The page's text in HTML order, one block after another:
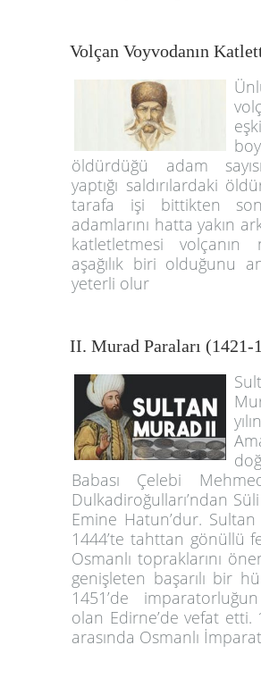
Volçan Voyvodanın
öldürdüğü adam
yaptığı saldırılardaki
tarafa işi bittikten
adamlarını hatta yakın
katletletmesi
aşağılık biri olduğunu
yeterli olur
II. Murad Paraları (1421-
Babası Çelebi
Dulkadiroğulları’ndan Süli
Emine Hatun’dur.
1444’te tahttan gönüllü
Osmanlı topraklarını
genişleten başarılı bir
1451’de
olan Edirne’de vefat etti.
arasında Osmanlı